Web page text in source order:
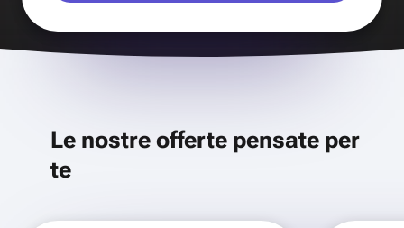
Le nostre offerte pensate per
te